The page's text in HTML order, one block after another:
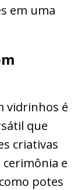
em uma
vidrinhos é
que
criativas
e
potes